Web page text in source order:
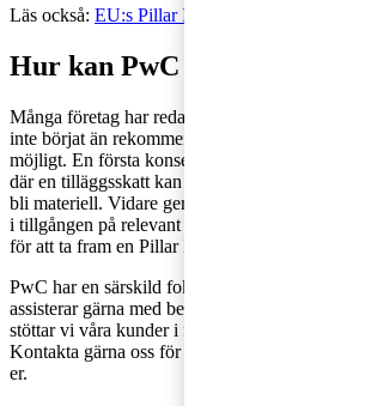
Läs också: EU:s Pillar II-direktiv på väg att
Hur kan PwC hjälpa er?
Många företag har redan kommit en bit på
inte börjat än rekommenderar vi att påbörja
möjligt. En första konsekvensanalys kan
där en tilläggsskatt kan komma att uppstå, dels
bli materiell. Vidare ger konsekvensanalysen
i tillgången på relevant data och sammantaget
för att ta fram en Pillar II road map, en
PwC har en särskild fokusgrupp inriktad på
assisterar gärna med beräkningar och
stöttar vi våra kunder i frågor kring
Kontakta gärna oss för att diskutera vad nästa
er.